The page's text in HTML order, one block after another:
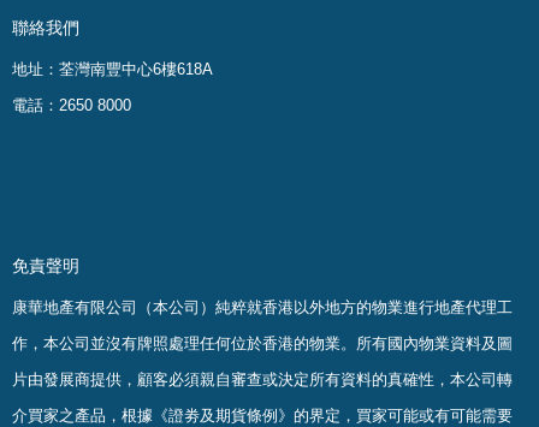
聯絡我們
地址：荃灣南豐中心6樓618A
電話：2650 8000
免責聲明
康華地產有限公司（本公司）純粹就香港以外地方的物業進行地產代理工
作，本公司並沒有牌照處理任何位於香港的物業。 所有國內物業資料及圖
片由發展商提供，顧客必須親自審查或決定所有資料的真確性 ， 本公司轉
介買家之產品，根據《證劵及期貨條例》的界定，買家可能或有可能需要